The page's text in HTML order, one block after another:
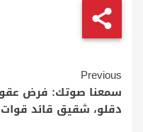
Continue
Reading
Previous
سمعنا صوتك: فرض
دقلو، شقيق قائد